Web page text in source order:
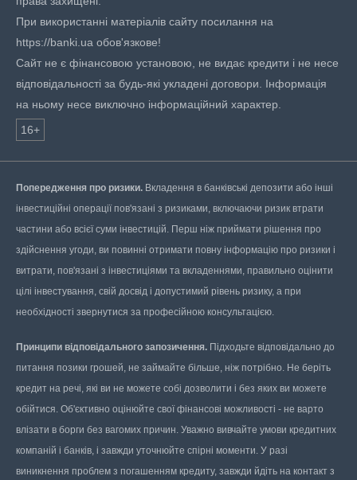
При використанні матеріалів сайту посилання на
https://banki.ua обов'язкове!
Сайт не є фінансовою установою, не видає кредити і не несе
відповідальності за будь-які укладені договори. Інформація
на ньому несе виключно інформаційний характер.
16+
Попередження про ризики. Вкладення в банківські депозити або інші
інвестиційні операції пов'язані з ризиками, включаючи ризик втрати
частини або всієї суми інвестицій. Перш ніж приймати рішення про
здійснення угоди, ви повинні отримати повну інформацію про ризики і
витрати, пов'язані з інвестиціями та вкладеннями, правильно оцінити
цілі інвестування, свій досвід і допустимий рівень ризику, а при
необхідності звернутися за професійною консультацією.
Принципи відповідального запозичення. Підходьте відповідально до
питання позики грошей, не займайте більше, ніж потрібно. Не беріть
кредит на речі, які ви не можете собі дозволити і без яких ви можете
обійтися. Об'єктивно оцінюйте свої фінансові можливості - не варто
влізати в борги без вагомих причин. Уважно вивчайте умови кредитних
компаній і банків, і завжди уточнюйте спірні моменти. У разі
виникнення проблем з погашенням кредиту, завжди йдіть на контакт з